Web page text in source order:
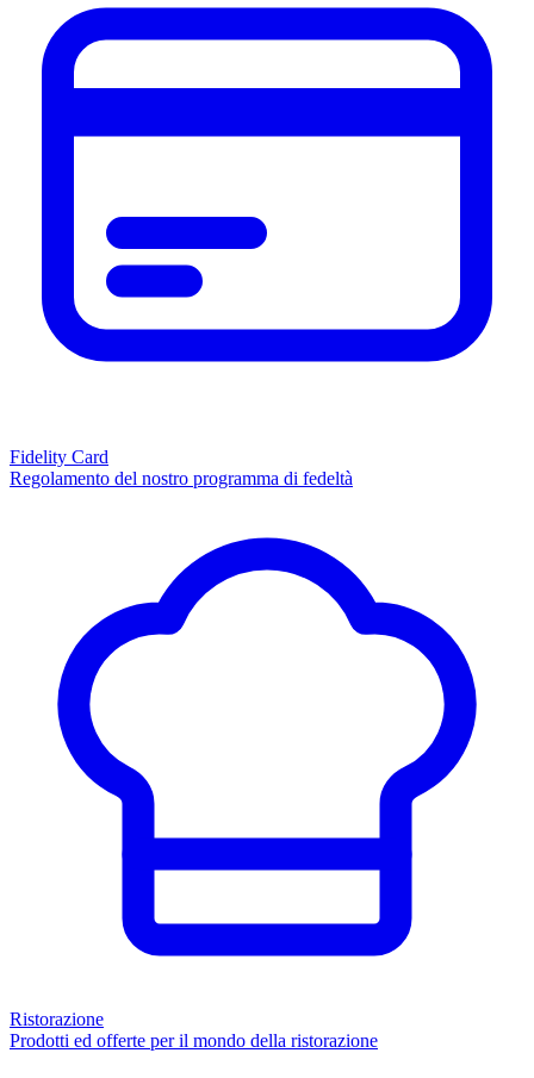
Fidelity Card
Regolamento del nostro programma di fedeltà
Ristorazione
Prodotti ed offerte per il mondo della ristorazione